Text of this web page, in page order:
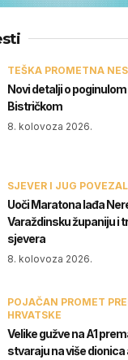
TEŠKA PROMETNA
Novi detalji o
Bistričkom
8. kolovoza 2026.
SJEVER I JUG
Uoči Maratona lađa
Varaždinsku županiju i
sjevera
8. kolovoza 2026.
POJAČAN PROMET
HRVATSKE
Velike gužve na A1
stvaraju na više